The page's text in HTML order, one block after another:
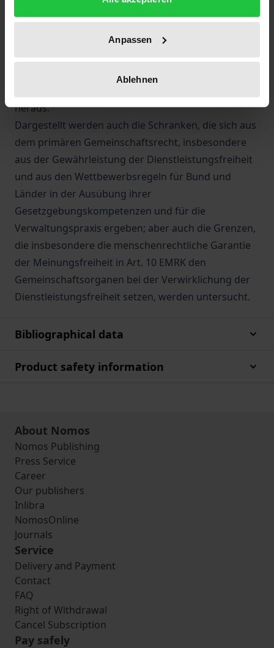
Anpassen
Ablehnen
Die Untersuchung hat zu dieser kooperativen
Regelung beigetragen und kann ihr Verständnis
erleichtern. Sie arbeitet die kommunikativen und
rechtlichen Besonderheiten der Multimediadienste
einerseits und des weiterhin
heraus.
Dargestellt werden auch die Schranken, die sich aus
dem primären Gemeinschaftsrecht, insbesondere
aus der Gewährleistung der Dienstleistungsfreiheit
und aus den Wettbewerbsregeln für Bund und
Länder in der Ausübung ihrer
Gesetzgebungskompetenzen und für die
Verwaltungspraxis ergeben; aber auch die Grenzen,
die insbesondere die menschenrechtliche Garantie
der Meinungsfreiheit in Art. 10 EMRK den
Gemeinschaftsorganen bei der Verwirklichung der
Dienstleistungsfreiheit setzen, werden untersucht.
Bibliographical data
Product safety information
About Nomos
Nomos Publishing
Press Service
Career
Our publishers
Inlibra
NomosOnline
Journals
Service
Delivery and Payment
Contact
FAQ
Right of Withdrawal
Cancel Subscription
Pay safely